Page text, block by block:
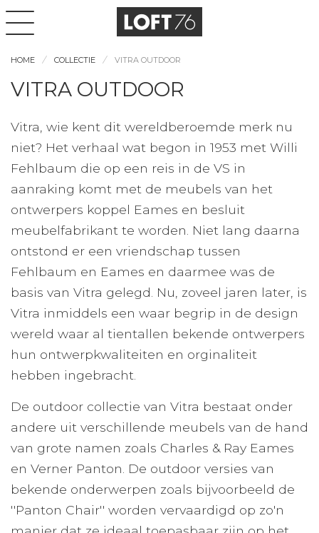
HOME COLLECTIE VITRA OUTDOOR
VITRA OUTDOOR
Vitra, wie kent dit wereldberoemde merk nu
niet? Het verhaal wat begon in 1953 met Willi
Fehlbaum die op een reis in de VS in
aanraking komt met de meubels van het
ontwerpers koppel Eames en besluit
meubelfabrikant te worden. Niet lang daarna
ontstond er een vriendschap tussen
Fehlbaum en Eames en daarmee was de
basis van Vitra gelegd. Nu, zoveel jaren later, is
Vitra inmiddels een waar begrip in de design
wereld waar al tientallen bekende ontwerpers
hun ontwerpkwaliteiten en orginaliteit
hebben ingebracht.
De outdoor collectie van Vitra bestaat onder
andere uit verschillende meubels van de hand
van grote namen zoals Charles & Ray Eames
en Verner Panton. De outdoor versies van
bekende onderwerpen zoals bijvoorbeeld de
''Panton Chair'' worden vervaardigd op zo'n